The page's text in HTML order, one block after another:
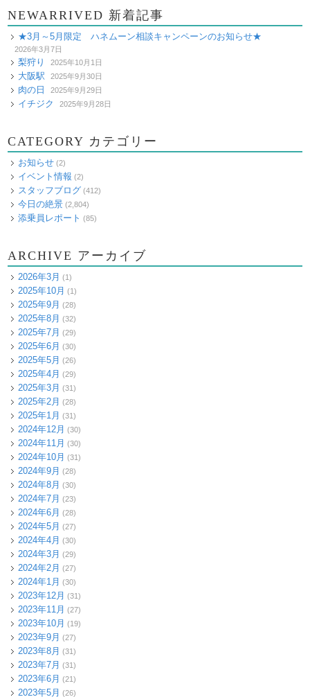
NEWARRIVED 新着記事
★3月～5月限定 ハネムーン相談キャンペーンのお知らせ★
2026年3月7日
梨狩り 2025年10月1日
大阪駅 2025年9月30日
肉の日 2025年9月29日
イチジク 2025年9月28日
CATEGORY カテゴリー
お知らせ (2)
イベント情報 (2)
スタッフブログ (412)
今日の絶景 (2,804)
添乗員レポート (85)
ARCHIVE アーカイブ
2026年3月 (1)
2025年10月 (1)
2025年9月 (28)
2025年8月 (32)
2025年7月 (29)
2025年6月 (30)
2025年5月 (26)
2025年4月 (29)
2025年3月 (31)
2025年2月 (28)
2025年1月 (31)
2024年12月 (30)
2024年11月 (30)
2024年10月 (31)
2024年9月 (28)
2024年8月 (30)
2024年7月 (23)
2024年6月 (28)
2024年5月 (27)
2024年4月 (30)
2024年3月 (29)
2024年2月 (27)
2024年1月 (30)
2023年12月 (31)
2023年11月 (27)
2023年10月 (19)
2023年9月 (27)
2023年8月 (31)
2023年7月 (31)
2023年6月 (21)
2023年5月 (26)